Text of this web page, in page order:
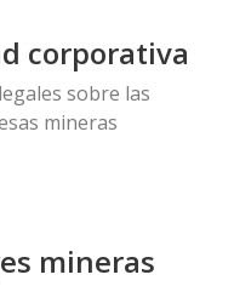
corporativa
sobre las
mineras
mineras